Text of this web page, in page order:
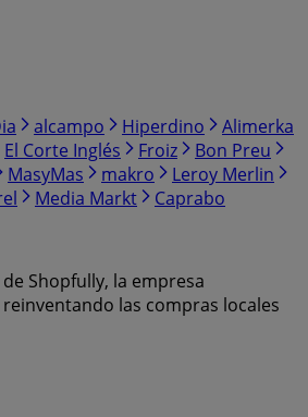
alcampo Hiperdino
Alimerka
El Corte Inglés Froiz
Bon Preu
MasyMas makro
Leroy Merlin
Media Markt Caprabo
Shopfully, la empresa
las compras locales